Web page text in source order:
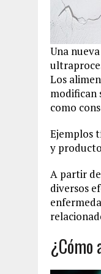
Una
Los
modifican
como
Ejemplos
y
A partir
diversos
¿Cómo